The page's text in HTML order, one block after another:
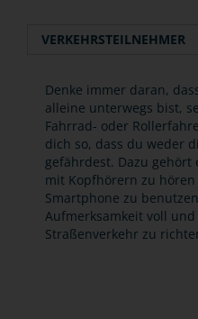
VERKEHRSTEILNEHMER
Denke immer daran,
alleine unterwegs bist,
Fahrrad- oder
dich so, dass du weder
gefährdest. Dazu gehört
mit Kopfhörern zu
Smartphone zu
Aufmerksamkeit voll
Straßenverkehr zu